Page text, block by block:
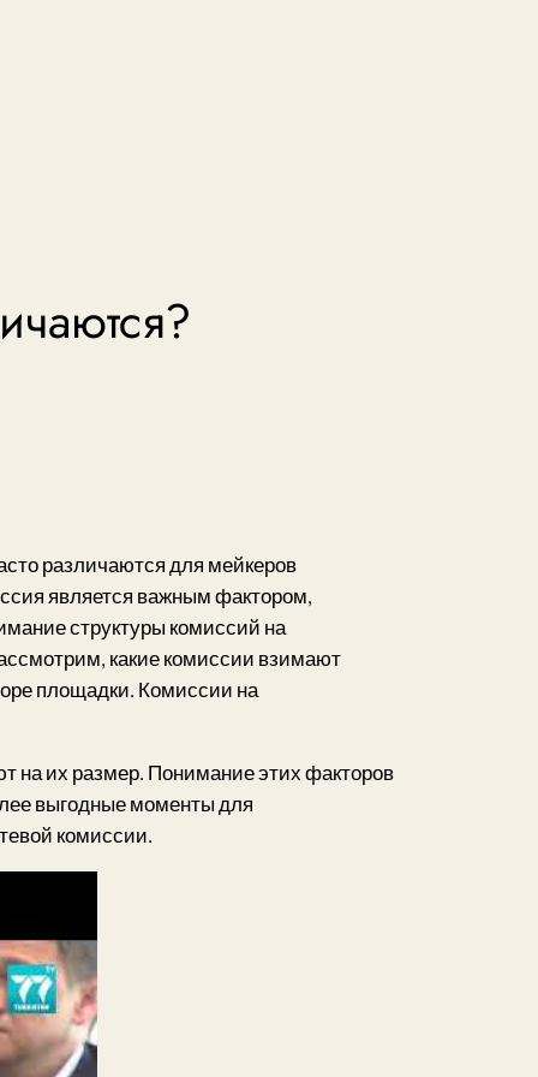
различаются для мейкеров
является важным фактором,
структуры комиссий на
какие комиссии взимают
площадки. Комиссии на
на их размер. Понимание этих факторов
выгодные моменты для
комиссии.